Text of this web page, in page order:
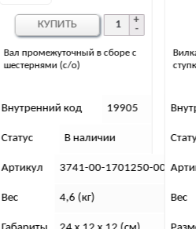
Вилка 3-4 передачи 452, 4-х
ступка, АДС (синх)
Внутренний код 3161
Статус Нет в наличии
Артикул 42000.0452-00-1702030-
Вес 420 (гр) Вес